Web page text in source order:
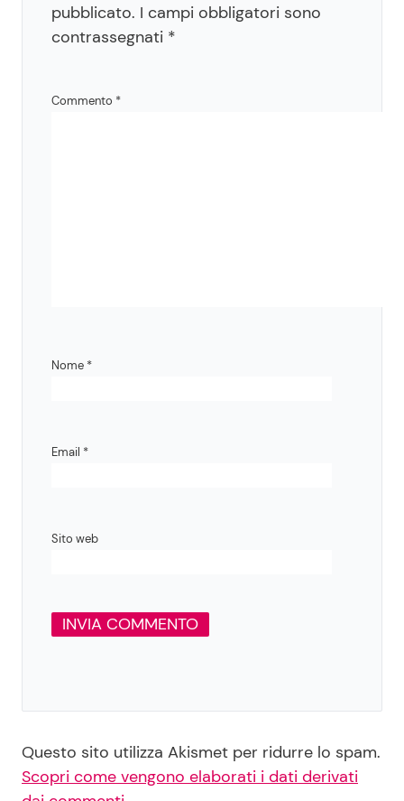
pubblicato. I campi obbligatori sono
contrassegnati *
Commento *
Nome *
Email *
Sito web
Questo sito utilizza Akismet per ridurre lo spam.
Scopri come vengono elaborati i dati derivati